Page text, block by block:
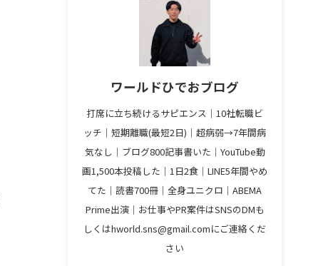
ワールドひでおブログ
打席に立ち続けるサピエンス│10社転職ビ
ッチ│短期離職(最短2日)│超病弱→7年間病
気なし│ブログ800記事書いた│YouTube動
画1,500本投稿した│1日2食│LINE5年間やめ
てた│読書700冊│全身ユニクロ│ABEMA
Prime出演│お仕事やPR案件はSNSのDMも
しくはhworld.sns@gmail.comにご連絡くだ
さい